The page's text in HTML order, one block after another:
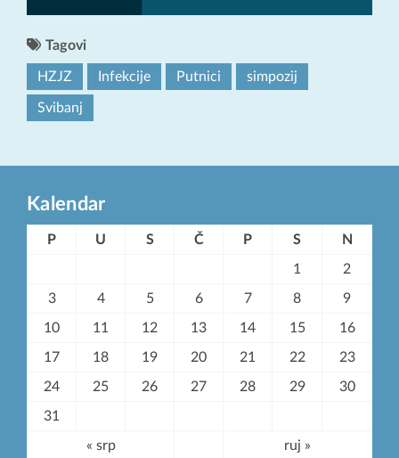
Tagovi
HZJZ Infekcije Putnici simpozij
Svibanj
Kalendar
P U S Č P S N
1 2
3 4 5 6 7 8 9
10 11 12 13 14 15 16
17 18 19 20 21 22 23
24 25 26 27 28 29 30
31
« srp ruj »